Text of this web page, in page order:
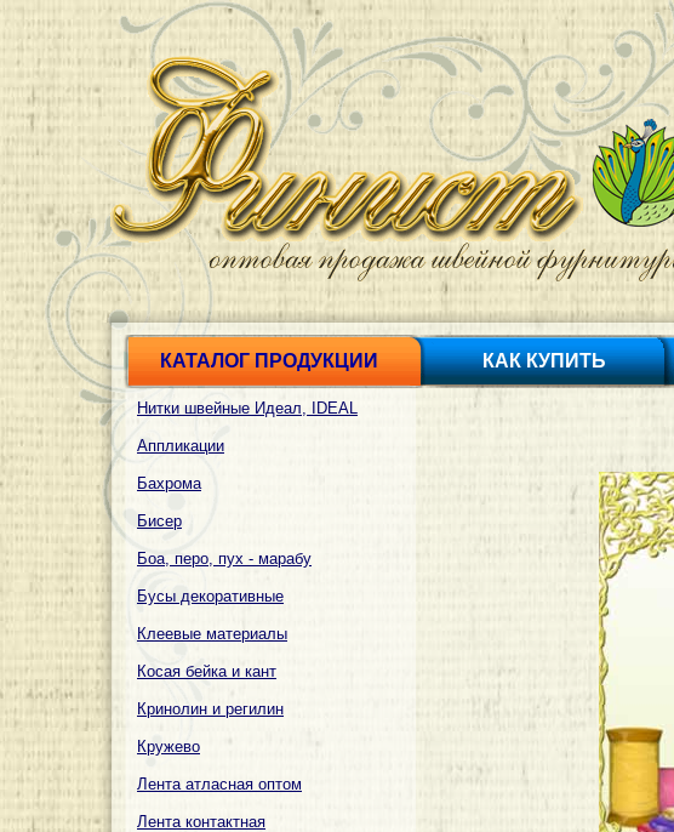
КАТАЛОГ ПРОДУКЦИИ КАК КУПИТЬ
Нитки швейные Идеал, IDEAL
Аппликации
Бахрома
Бисер
Боа, перо, пух - марабу
Бусы декоративные
Клеевые материалы
Косая бейка и кант
Кринолин и регилин
Кружево
Лента атласная оптом
Лента контактная